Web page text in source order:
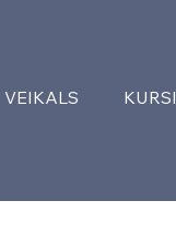
VEIKALS KURSI